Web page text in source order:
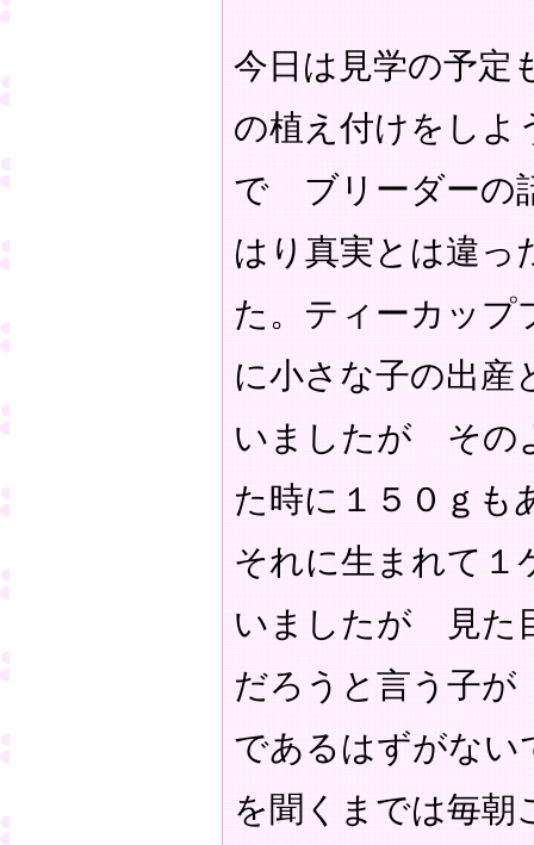
今日は見学の予
の植え付けをし
で ブリーダーの
はり真実とは違っ
た。ティーカップ
に小さな子の出産
いましたが その
た時に１５０ｇも
それに生まれて１
いましたが 見た
だろうと言う子
であるはずがな
を聞くまでは毎朝